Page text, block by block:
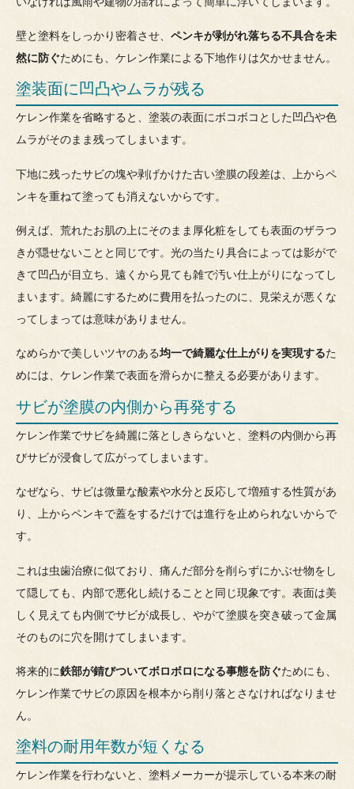
壁と塗料をしっかり密着させ、 ペンキが剥がれ落ちる不具合を未
然に防ぐためにも、ケレン作業による下地作りは欠かせません。
塗装面に凹凸やムラが残る
ケレン作業を省略すると、塗装の表面にボコボコとした凹凸や色
ムラがそのまま残ってしまいます。
下地に残ったサビの塊や剥げかけた古い塗膜の段差は、上からペ
ンキを重ねて塗っても消えないからです。
例えば、荒れたお肌の上にそのまま厚化粧をしても表面のザラつ
きが隠せないことと同じです。光の当たり具合によっては影がで
きて凹凸が目立ち、遠くから見ても雑で汚い仕上がりになってし
まいます。綺麗にするために費用を払ったのに、見栄えが悪くな
ってしまっては意味がありません。
なめらかで美しいツヤのある均一で綺麗な仕上がりを実現するた
めには、ケレン作業で表面を滑らかに整える必要があります。
サビが塗膜の内側から再発する
ケレン作業でサビを綺麗に落としきらないと、塗料の内側から再
びサビが浸食して広がってしまいます。
なぜなら、サビは微量な酸素や水分と反応して増殖する性質があ
り、上からペンキで蓋をするだけでは進行を止められないからで
す。
これは虫歯治療に似ており、痛んだ部分を削らずにかぶせ物をし
て隠しても、内部で悪化し続けることと同じ現象です。表面は美
しく見えても内側でサビが成長し、やがて塗膜を突き破って金属
そのものに穴を開けてしまいます。
将来的に鉄部が錆びついてボロボロになる事態を防ぐためにも、
ケレン作業でサビの原因を根本から削り落とさなければなりませ
ん。
塗料の耐用年数が短くなる
ケレン作業を行わないと、塗料メーカーが提示している本来の耐